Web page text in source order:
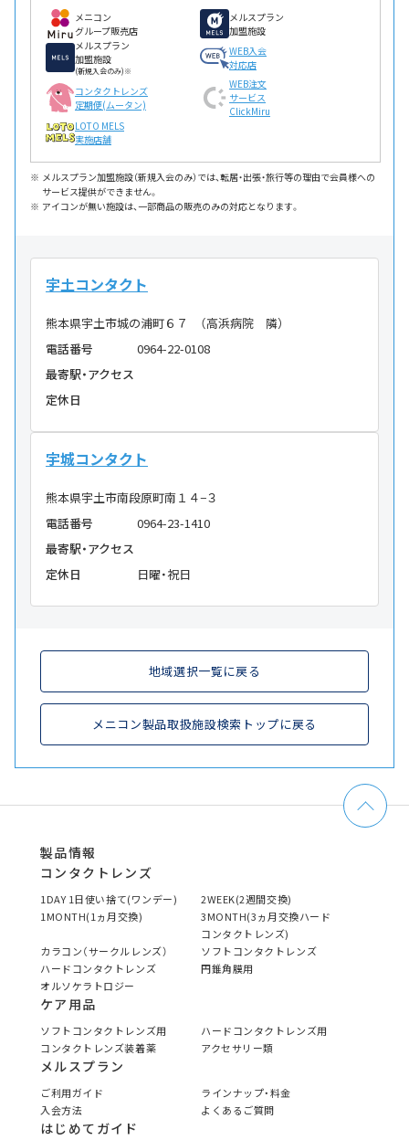
メニコン
グループ販売店
メルスプラン
加盟施設
メルスプラン
加盟施設
(新規入会のみ)※
WEB入会
対応店
コンタクトレンズ
定期便(ムータン)
WEB注文
サービス
ClickMiru
LOTO MELS
実施店舗
メルスプラン加盟施設（新規入会のみ）では、転居・出張・旅行等の理由で会員様への
サービス提供ができません。
アイコンが無い施設は、一部商品の販売のみの対応となります。
宇土コンタクト
熊本県宇土市城の浦町６７ （高浜病院 隣）
電話番号
0964-22-0108
最寄駅・アクセス
定休日
宇城コンタクト
熊本県宇土市南段原町南１４−３
電話番号
0964-23-1410
最寄駅・アクセス
定休日
日曜・祝日
地域選択一覧に戻る
メニコン製品取扱施設検索トップに戻る
製品情報
コンタクトレンズ
1DAY 1日使い捨て(ワンデー)
2WEEK(2週間交換)
1MONTH(1ヵ月交換)
3MONTH(3ヵ月交換ハード
コンタクトレンズ)
カラコン（サークルレンズ）
ソフトコンタクトレンズ
ハードコンタクトレンズ
円錐角膜用
オルソケラトロジー
ケア用品
ソフトコンタクトレンズ用
ハードコンタクトレンズ用
コンタクトレンズ装着薬
アクセサリー類
メルスプラン
ご利用ガイド
ラインナップ・料金
入会方法
よくあるご質問
はじめてガイド